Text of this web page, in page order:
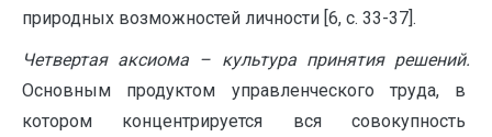
природных возможностей личности [6, с. 33-37].
Четвертая аксиома – культура принятия решений.
Основным продуктом управленческого труда, в
котором концентрируется вся совокупность